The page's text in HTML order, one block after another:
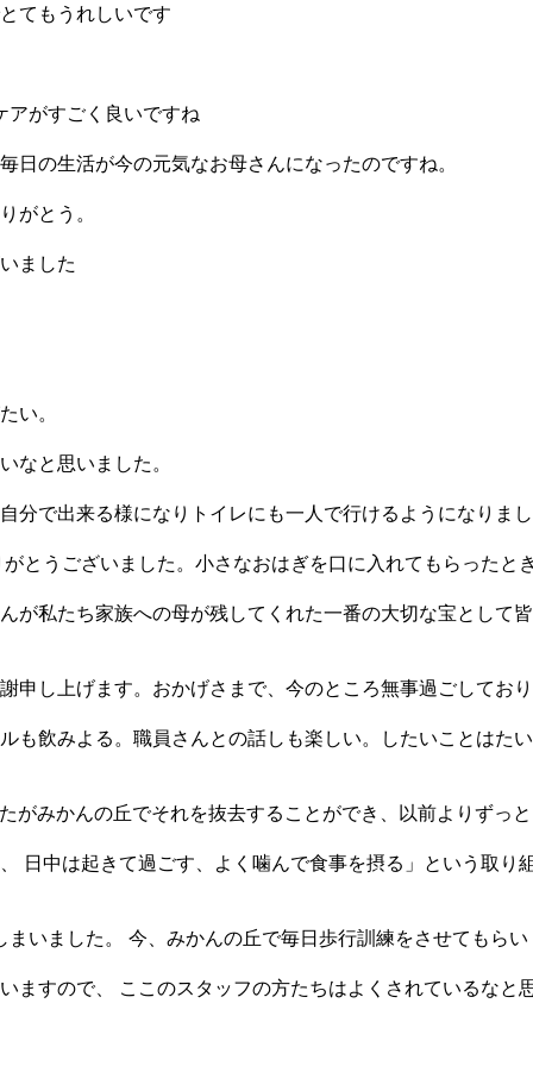
てもうれしいです
アがすごく良いですね
日の生活が今の元気なお母さんになったのですね。
がとう。
ました
い。
なと思いました。
分で出来る様になりトイレにも一人で行けるようになりま
とうございました。小さなおはぎを口に入れてもらったと
が私たち家族への母が残してくれた一番の大切な宝として
申し上げます。おかげさまで、今のところ無事過ごしてお
も飲みよる。職員さんとの話しも楽しい。したいことはた
がみかんの丘でそれを抜去することができ、以前よりずっ
日中は起きて過ごす、よく噛んで食事を摂る」という取
いました。 今、みかんの丘で毎日歩行訓練をさせてもら
ますので、 ここのスタッフの方たちはよくされているな